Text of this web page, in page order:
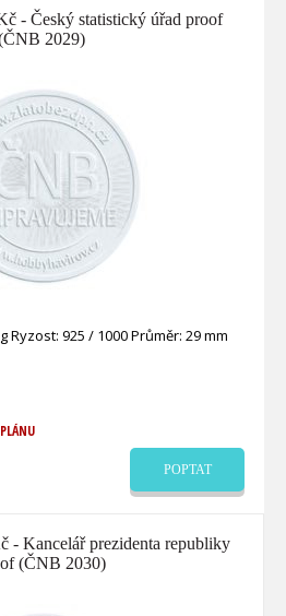
- Český statistický úřad proof
2029)
Ryzost: 925 / 1000 Průměr: 29 mm
POPTAT
- Kancelář prezidenta republiky
(ČNB 2030)